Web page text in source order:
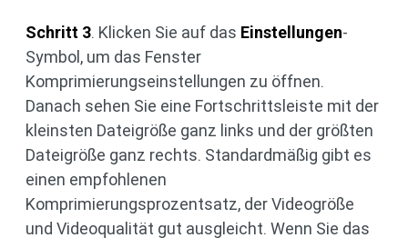
Schritt 3. Klicken Sie auf das Einstellungen-
Symbol, um das Fenster
Komprimierungseinstellungen zu öffnen.
Danach sehen Sie eine Fortschrittsleiste mit der
kleinsten Dateigröße ganz links und der größten
Dateigröße ganz rechts. Standardmäßig gibt es
einen empfohlenen
Komprimierungsprozentsatz, der Videogröße
und Videoqualität gut ausgleicht. Wenn Sie das